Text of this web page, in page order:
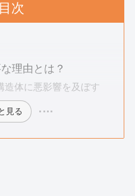
目次
理由とは？
造体に悪影響を及ぼす
見る